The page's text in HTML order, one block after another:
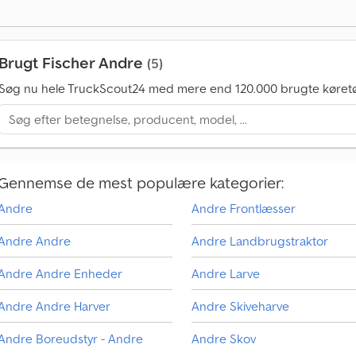
Brugt Fischer Andre (5)
nu hele TruckScout24 med mere end 120.000 brugte
de mest populære kategorier:
Andre
Andre Enheder
Andre Harver
Boreudstyr - Andre
Andre Frontlæsser
Andre Landbrugstraktor
Andre Larve
Andre Skiveharve
Andre Skov
K
ø
e
t